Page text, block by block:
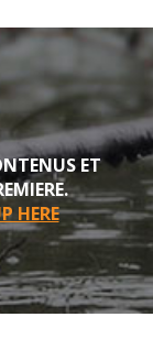
ET
HERE